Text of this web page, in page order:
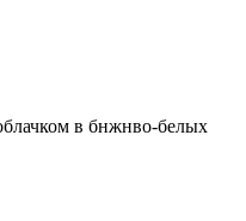
в бнжнво-белых